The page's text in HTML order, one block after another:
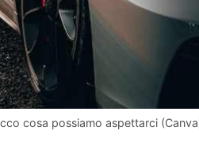
cosa possiamo aspettarci